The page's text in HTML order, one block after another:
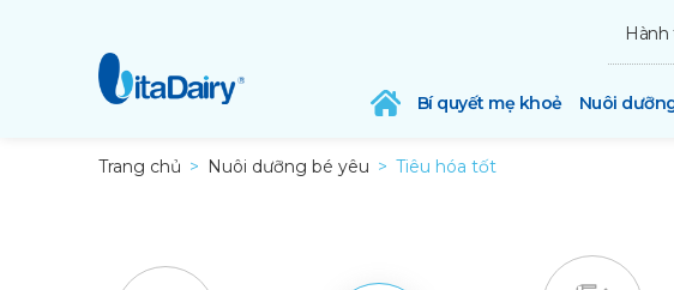
Hành
Bí quyết mẹ khoẻ Nuôi
Trang chủ Nuôi dưỡng bé yêu Tiêu hóa tốt